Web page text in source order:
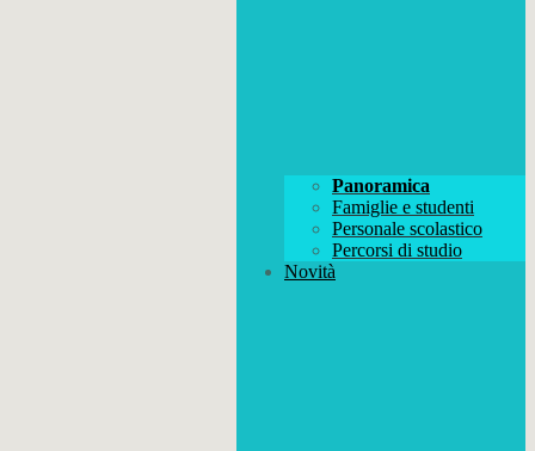
Panoramica
Famiglie e studenti
Personale scolastico
Percorsi di studio
Novità